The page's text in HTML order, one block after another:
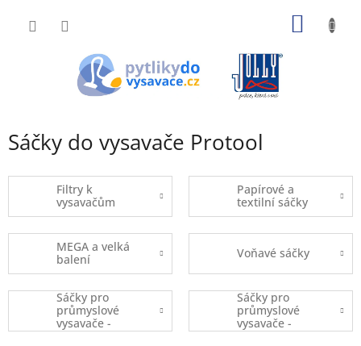
Sáčky do vysavače Protool
Filtry k
vysavačům
Papírové a
textilní sáčky
MEGA a velká
balení
Voňavé sáčky
Sáčky pro
průmyslové
vysavače -
kusový prodej
Sáčky pro
průmyslové
vysavače -
balené